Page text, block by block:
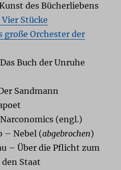
des Bücherliebens
Stücke
große Orchester der
Buch der Unruhe
Sandmann
(engl.)
– Nebel (abgebrochen)
– Über die Pflicht zum
Staat